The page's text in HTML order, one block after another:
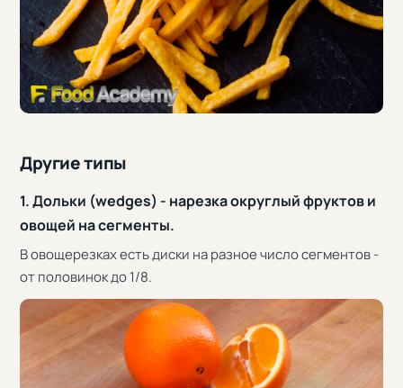
Другие типы
1. Дольки (wedges) - нарезка округлый фруктов и
овощей на сегменты.
В овощерезках есть диски на разное число сегментов -
от половинок до 1/8.